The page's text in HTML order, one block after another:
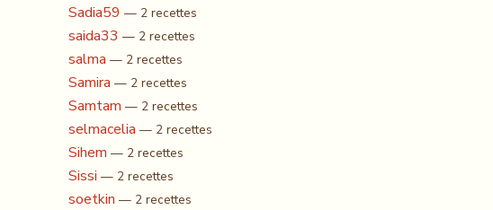
Sadia59 — 2 recettes
saida33 — 2 recettes
salma — 2 recettes
Samira — 2 recettes
Samtam — 2 recettes
selmacelia — 2 recettes
Sihem — 2 recettes
Sissi — 2 recettes
soetkin — 2 recettes